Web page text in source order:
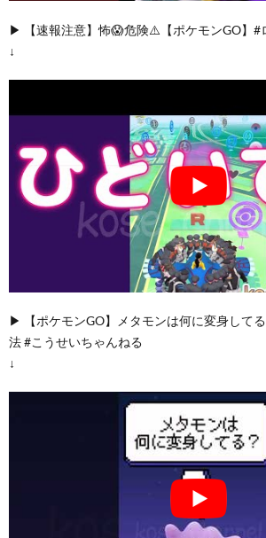
▶︎ 【速報注意】怖😱危険⚠️【ポケモンGO】#
↓
▶︎ 【ポケモンGO】メタモンは何に変身して
法 #こうせいちゃんねる
↓